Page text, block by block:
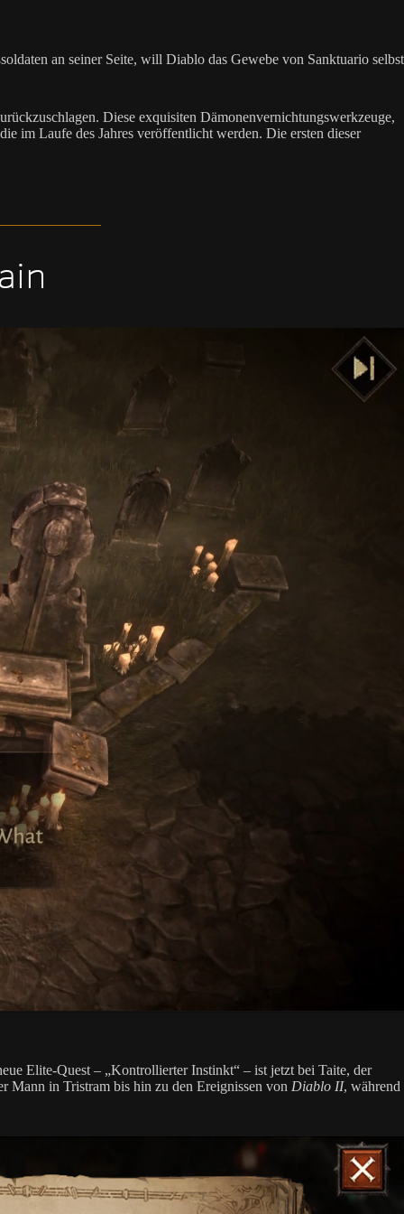
an seiner Seite, will Diablo das Gewebe von Sanktuario selbst
Diese exquisiten Dämonenvernichtungswerkzeuge,
im Laufe des Jahres veröffentlicht werden. Die ersten dieser
Elite-Quest – „Kontrollierter Instinkt“ – ist jetzt bei Taite, der
Mann in Tristram bis hin zu den Ereignissen von Diablo II, während